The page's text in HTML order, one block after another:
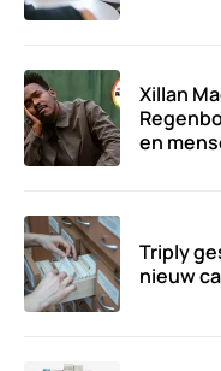
Xillan
en
Triply
nieuw